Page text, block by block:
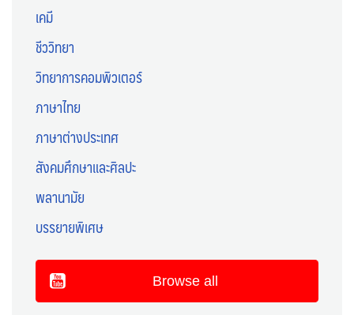
เคมี
ชีววิทยา
วิทยาการคอมพิวเตอร์
ภาษาไทย
ภาษาต่างประเทศ
สังคมศึกษาและศิลปะ
พลานามัย
บรรยายพิเศษ
Browse all